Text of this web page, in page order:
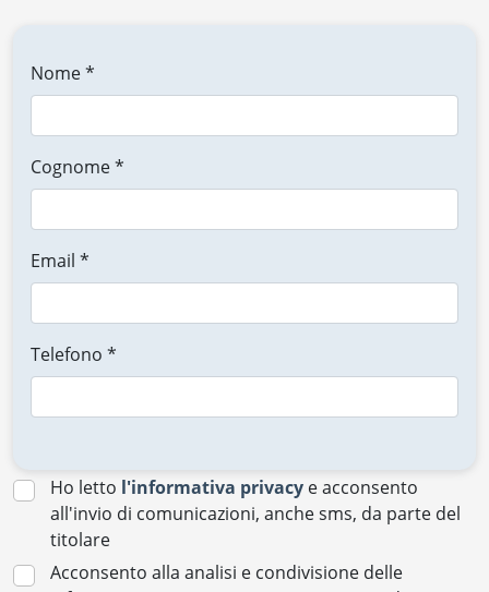
Nome *
Cognome *
Email *
Telefono *
Ho letto l'informativa privacy e acconsento
all'invio di comunicazioni, anche sms, da parte del
titolare
Acconsento alla analisi e condivisione delle